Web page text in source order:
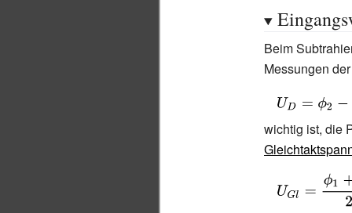
Beim
Messungen
{\displaystyle
U_{D}=\phi
_{2}-\phi
wichtig ist, die
{\displaystyle
U_{Gl}={\frac